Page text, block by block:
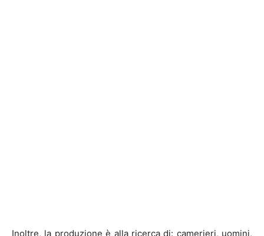
Inoltre, la produzione è alla ricerca di: camerieri, uomini,